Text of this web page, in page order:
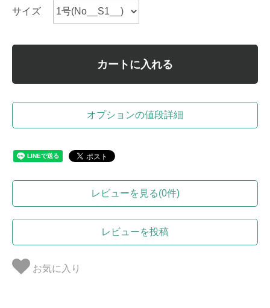
サイズ
カートに入れる
オプションの値段詳細
レビューを見る(0件)
レビューを投稿
お気に入り